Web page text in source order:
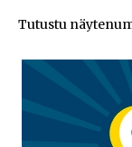
Tutustu